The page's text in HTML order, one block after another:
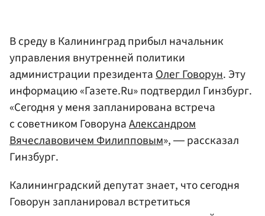
В среду в Калининград прибыл начальник
управления внутренней политики
администрации президентаОлег Говорун. Эту
информацию «Газете.Ru» подтвердил Гинзбург.
«Сегодня у меня запланирована встреча
с советником ГоворунаАлександром
Вячеславовичем Филипповым», ― рассказал
Гинзбург.
Калининградский депутат знает, что сегодня
Говорун запланировал встретиться